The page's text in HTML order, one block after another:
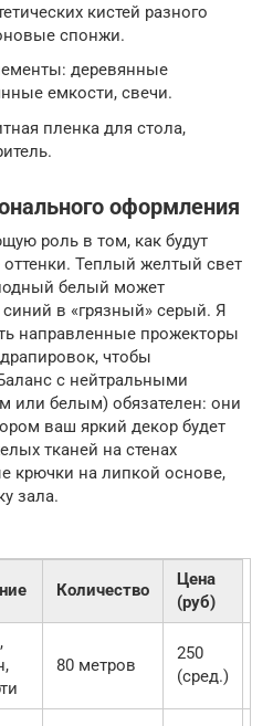
кистей разного
спонжи.
деревянные
емкости, свечи.
пленка для стола,
оформления
роль в том, как будут
Теплый желтый свет
белый может
в «грязный» серый. Я
направленные прожекторы
чтобы
с нейтральными
или белым) обязателен: они
ваш яркий декор будет
тканей на стенах
крючки на липкой основе,
зала.
Количество
Цена
(руб)
80 метров
250
(сред.)